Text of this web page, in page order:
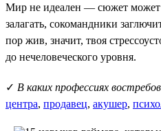
Мир не идеален — сюжет может
залагать, сокомандники
пор жив, значит, твоя
до нечеловеческого уровня.
✓ В каких профессиях
центра, продавец, акушер,